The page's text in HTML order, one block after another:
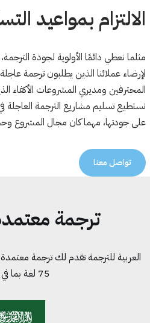
الالتزام بمواعيد
مثلما نعطي دائمًا الأولوية لجودة
لإرضاء عملائنا الذين يطلبون ترجمة
المحترفين ومديري المشروعات الأكفاء
نستطيع تسليم مشاريع الترجمة العاجلة
على جودتها، مهما كان مجال المشروع
تواصل معنا
ترجمة
العربية للترجمة تقدم لك ترجمة
75 لغة بما في ذلك